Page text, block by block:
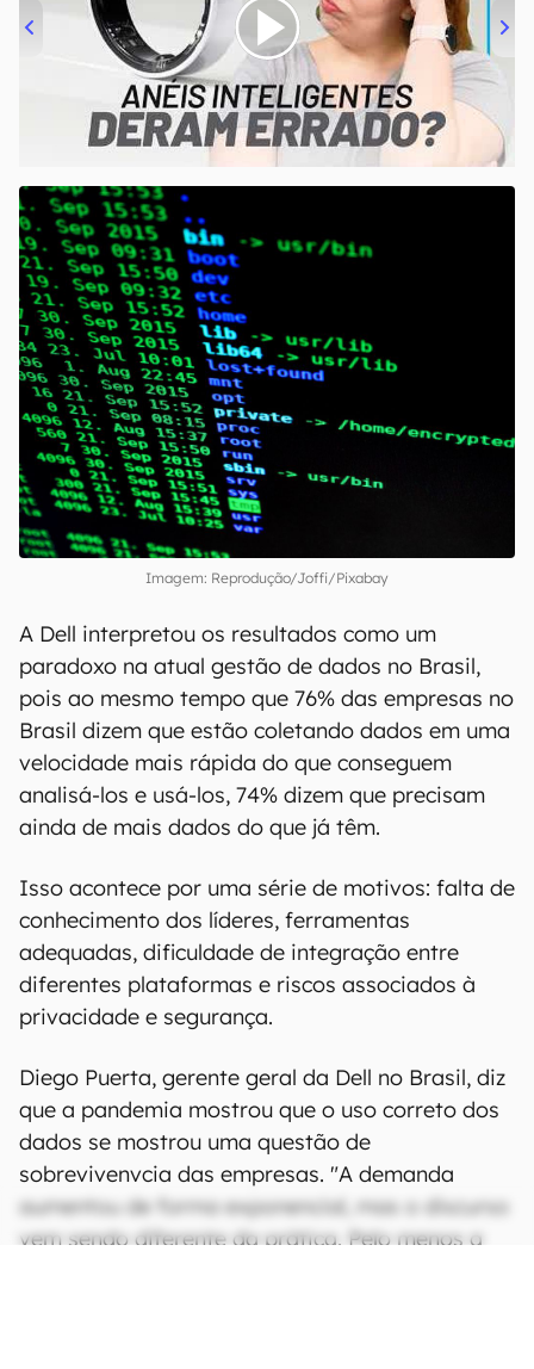
00:00/21:11
Imagem: Reprodução/Joffi/Pixabay
A Dell interpretou os resultados como um
paradoxo na atual gestão de dados no Brasil,
pois ao mesmo tempo que 76% das empresas no
Brasil dizem que estão coletando dados em uma
velocidade mais rápida do que conseguem
analisá-los e usá-los, 74% dizem que precisam
ainda de mais dados do que já têm.
Isso acontece por uma série de motivos: falta de
conhecimento dos líderes, ferramentas
adequadas, dificuldade de integração entre
diferentes plataformas e riscos associados à
privacidade e segurança.
Diego Puerta, gerente geral da Dell no Brasil, diz
que a pandemia mostrou que o uso correto dos
dados se mostrou uma questão de
sobrevivenvcia das empresas. "A demanda
aumentou de forma exponencial, mas o discurso
vem sendo diferente da prática. Pelo menos a